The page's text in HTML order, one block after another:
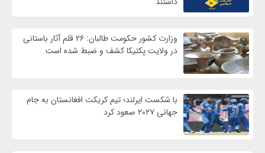
وزارت کشور حکومت طالبان: ۲۶ قلم آثار باستانی
در ولایت پکتیکا کشف و ضبط شده است
با شکست ایرلند؛ تیم کریکت افغانستان به جام
جهانی ۲۰۲۷ صعود کرد